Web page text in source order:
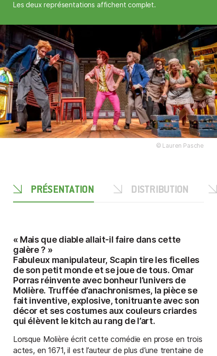
Les deux représentations affichent complet.
© Lauren Pasche
PRÉSENTATION DISTRIBUTION
« Mais que diable allait-il faire dans cette
galère ? »
Fabuleux manipulateur, Scapin tire les ficelles
de son petit monde et se joue de tous. Omar
Porras réinvente avec bonheur l’univers de
Molière. Truffée d’anachronismes, la pièce se
fait inventive, explosive, tonitruante avec son
décor et ses costumes aux couleurs criardes
qui élèvent le kitch au rang de l’art.
Lorsque Molière écrit cette comédie en prose en trois
actes, en 1671, il est l’auteur de plus d’une trentaine de